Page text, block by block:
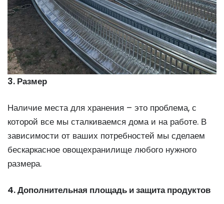
3. Размер
Наличие места для хранения – это проблема, с
которой все мы сталкиваемся дома и на работе. В
зависимости от ваших потребностей мы сделаем
бескаркасное овощехранилище любого нужного
размера.
4. Дополнительная площадь и защита продуктов